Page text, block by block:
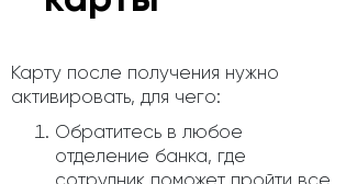
Карту после получения нужно
активировать, для чего:
Обратитесь в любое
отделение банка, где
сотрудник поможет пройти все